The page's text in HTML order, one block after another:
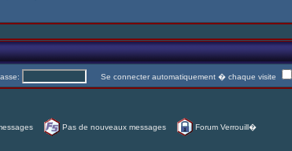
Se connecter automatiquement � chaque visite
Pas de nouveaux messages Forum Verrouill�